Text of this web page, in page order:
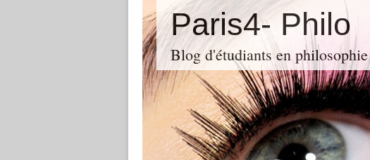
Paris4- Philo
Blog d'étudiants en